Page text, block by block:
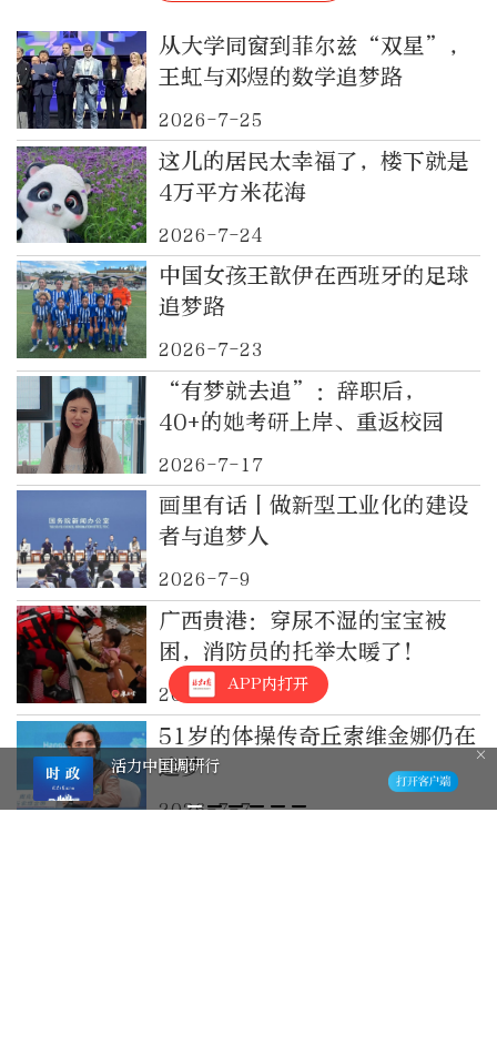
从大学同窗到菲尔兹“双星”，
王虹与邓煜的数学追梦路
2026-7-25
这儿的居民太幸福了，楼下就是
4万平方米花海
2026-7-24
中国女孩王歆伊在西班牙的足球
追梦路
2026-7-23
“有梦就去追”：辞职后，
40+的她考研上岸、重返校园
2026-7-17
画里有话丨做新型工业化的建设
者与追梦人
2026-7-9
广西贵港：穿尿不湿的宝宝被
困，消防员的托举太暖了！
2026-7-8
51岁的体操传奇丘索维金娜仍在
追梦
2026-7-7
APP内打开
活力中国调研行